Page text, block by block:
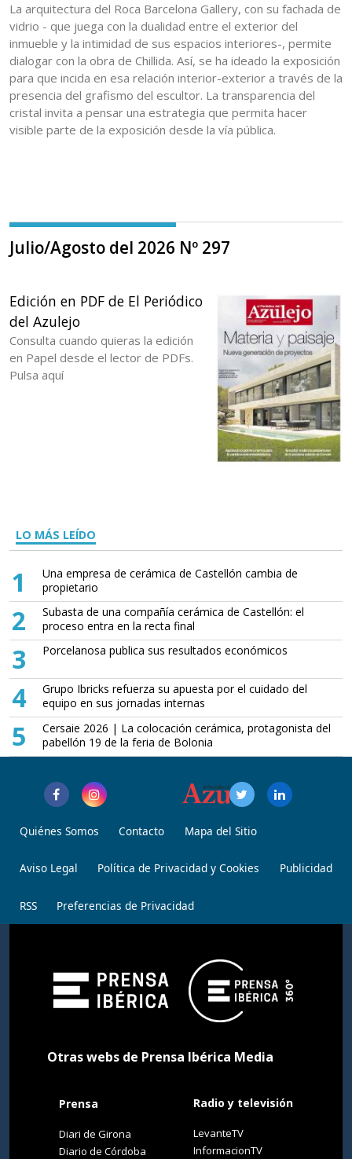
La arquitectura del Roca Barcelona Gallery, con su fachada de
vidrio - que juega con la dualidad entre el exterior del
inmueble y la intimidad de sus espacios interiores-, permite
dialogar con la obra de Chillida. Así, se ha ideado la exposición
para que incida en esa relación interior-exterior a través de la
presencia del grafismo del escultor. La transparencia del
cristal invita a pensar una estrategia que permita hacer
visible parte de la exposición desde la vía pública.
Julio/Agosto del 2026 Nº 297
Edición en PDF de El Periódico
del Azulejo
Consulta cuando quieras la edición
en Papel desde el lector de PDFs.
Pulsa aquí
LO MÁS LEÍDO
1
Una empresa de cerámica de Castellón cambia de
propietario
2
Subasta de una compañía cerámica de Castellón: el
proceso entra en la recta final
3 Porcelanosa publica sus resultados económicos
4
Grupo Ibricks refuerza su apuesta por el cuidado del
equipo en sus jornadas internas
5
Cersaie 2026 | La colocación cerámica, protagonista del
pabellón 19 de la feria de Bolonia
Quiénes Somos Contacto Mapa del Sitio
Aviso Legal Política de Privacidad y Cookies Publicidad
RSS Preferencias de Privacidad
Otras webs de Prensa Ibérica Media
Prensa
Diari de Girona
Diario de Córdoba
Radio y televisión
LevanteTV
InformacionTV